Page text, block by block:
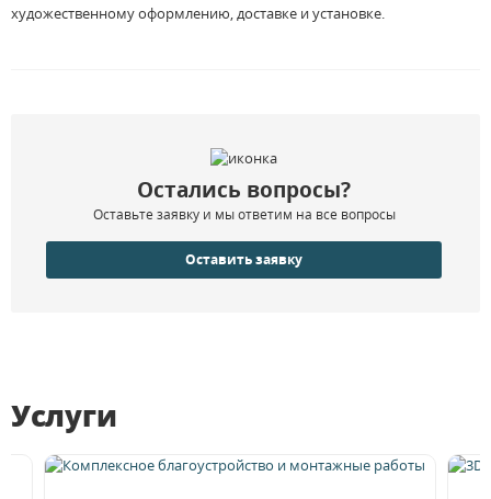
художественному оформлению, доставке и установке.
Остались вопросы?
Оставьте заявку и мы ответим на все вопросы
Оставить заявку
Услуги